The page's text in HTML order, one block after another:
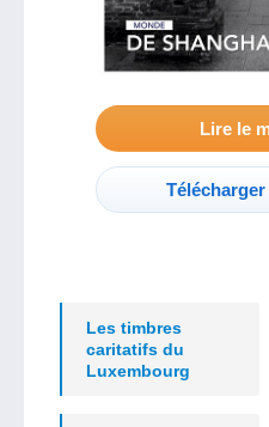
Lire le
Les timbres
caritatifs du
Luxembourg